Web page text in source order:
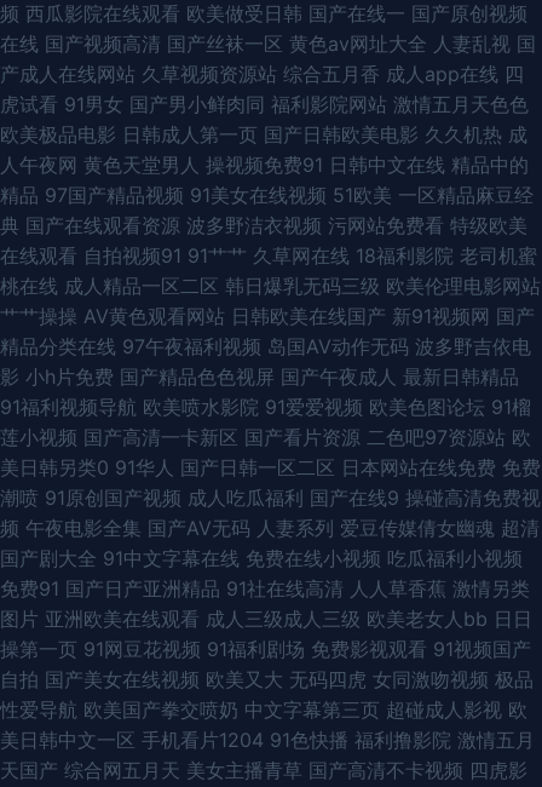
入口桃色 最新先锋资源av 色欲久久99精品久久 玖玖精爱爱 黑丝足交后入 肏
屄视频一区 91探花 91黑丝视频网站 性国产精品 91在线丝袜 91秒拍网 欧美
黑白配 91爱爱 日韩无码第6页 九九热一6 后入黑丝秘书 九二午夜影院 东京
热在线网址蜜桃 豆花91熟女 成人福利网站导航 成人网人妻久合 www馃ぉ
w91 91日韩永久 91大神com 91国产黑丝短片 91超碰丁香 91大神视频在线观
看网址 91国际在线 www91线路一 天天橾天天看 日韩黄色成人免费网站 欧
美黄久久 蜜臀91九色原创 欧美视频首页 欧美AA在线观看 91tv视频 影音先
锋av资源导航 91黄页字幕网 91豆奶国产熟女 91n在线网址观看 亚洲精品99
久久 婷婷日韩一区二区三区 亚洲成a人片在线观 最新91福利区 91福利视频
分类 91国产制服 91porn蝌蚪 伊人av在线 午夜91 影音先锋迷奸电影 91大片
高清 91爱豆影业 91部免费电影 综合狠狠操 AV亚洲超碰 超碰91操人人 国产
91色在线 久久伊人色AV 九re国产 久久888 色导航国产综合第一页 51国产情
侣在线 97伊人网 户外露出 男人天堂com 欧美亚洲麻豆 日韩成人无码久久精
频 西瓜影院在线观看 欧美做受日韩 国产在线一 国产原创视频
在线 国产视频高清 国产丝袜一区 黄色av网址大全 人妻乱视 国
产成人在线网站 久草视频资源站 综合五月香 成人app在线 四
虎试看 91男女 国产男小鲜肉同 福利影院网站 激情五月天色色
欧美极品电影 日韩成人第一页 国产日韩欧美电影 久久机热 成
人午夜网 黄色天堂男人 操视频免费91 日韩中文在线 精品中的
精品 97国产精品视频 91美女在线视频 51欧美 一区精品麻豆经
典 国产在线观看资源 波多野洁衣视频 污网站免费看 特级欧美
在线观看 自拍视频91 91艹艹 久草网在线 18福利影院 老司机蜜
桃在线 成人精品一区二区 韩日爆乳无码三级 欧美伦理电影网站
艹艹操操 AV黄色观看网站 日韩欧美在线国产 新91视频网 国产
精品分类在线 97午夜福利视频 岛国AV动作无码 波多野吉依电
影 小h片免费 国产精品色色视屏 国产午夜成人 最新日韩精品
91福利视频导航 欧美喷水影院 91爱爱视频 欧美色图论坛 91榴
莲小视频 国产高清一卡新区 国产看片资源 二色吧97资源站 欧
美日韩另类0 91华人 国产日韩一区二区 日本网站在线免费 免费
潮喷 91原创国产视频 成人吃瓜福利 国产在线9 操碰高清免费视
频 午夜电影全集 国产AV无码 人妻系列 爱豆传媒倩女幽魂 超清
国产剧大全 91中文字幕在线 免费在线小视频 吃瓜福利小视频
免费91 国产日产亚洲精品 91社在线高清 人人草香蕉 激情另类
图片 亚洲欧美在线观看 成人三级成人三级 欧美老女人bb 日日
操第一页 91网豆花视频 91福利剧场 免费影视观看 91视频国产
自拍 国产美女在线视频 欧美又大 无码四虎 女同激吻视频 极品
性爱导航 欧美国产拳交喷奶 中文字幕第三页 超碰成人影视 欧
美日韩中文一区 手机看片1204 91色快播 福利撸影院 激情五月
天国产 综合网五月天 美女主播青草 国产高清不卡视频 四虎影